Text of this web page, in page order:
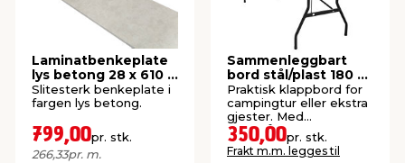
Laminatbenkeplate
lys betong 28 x 610 x
3000 mm
Slitesterk benkeplate i
fargen lys betong.
799,00pr. stk.
266,33pr. m.
Sammenleggbart
bord stål/plast 180 x
75 cm hvit
Praktisk klappbord for
campingtur eller ekstra
gjester. Med
bærehåndtak.
350,00pr. stk.
Frakt m.m. legges til